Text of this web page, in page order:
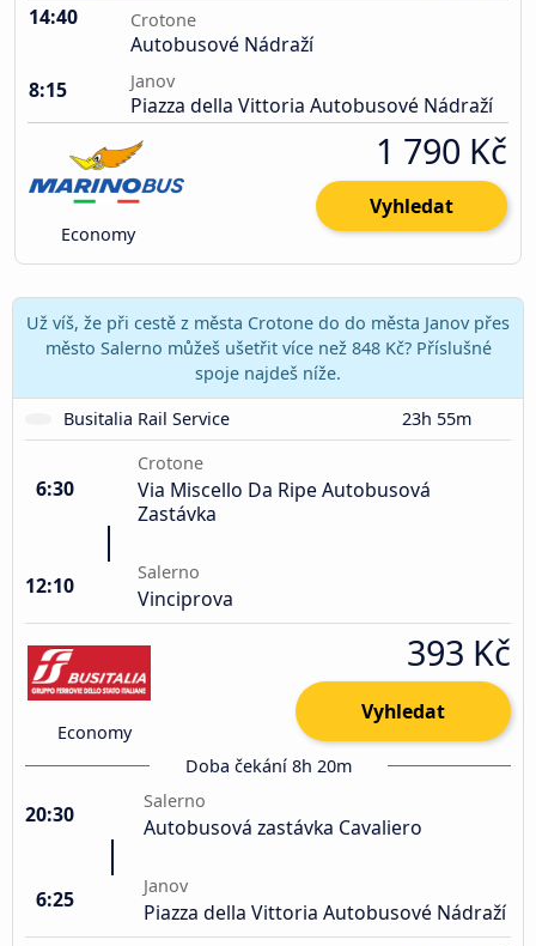
14:40 Crotone
Autobusové Nádraží
8:15
Janov
Piazza della Vittoria Autobusové Nádraží
Economy
1 790 Kč
Vyhledat
Už víš, že při cestě z města Crotone do do města Janov přes
město Salerno můžeš ušetřit více než 848 Kč? Příslušné
spoje najdeš níže.
Busitalia Rail Service
23h 55m
6:30
Crotone
Via Miscello Da Ripe Autobusová
Zastávka
12:10
Salerno
Vinciprova
Economy
393 Kč
Vyhledat
Doba čekání 8h 20m
20:30
Salerno
Autobusová zastávka Cavaliero
6:25
Janov
Piazza della Vittoria Autobusové Nádraží